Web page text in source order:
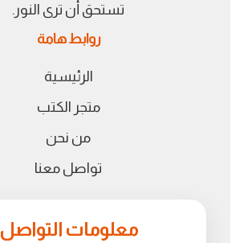
تستحق أن ترى النور.
روابط هامة
الرئيسية
متجر الكتب
من نحن
تواصل معنا
معلومات التواصل